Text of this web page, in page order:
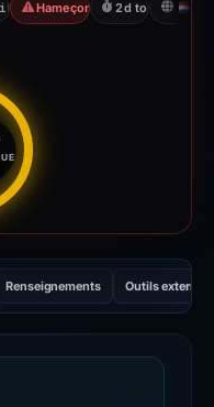
depuis 23/04/2026
Hameçonnage d'identifiants
2d to
de risque : 57 sur 100.
Renseignements Outils externes